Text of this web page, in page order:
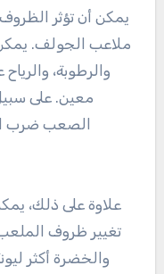
يمكن أن تؤثر
ملاعب الجولف. يمكن
والرطوبة،
معين. على
الصعب ضرب
علاوة على ذلك،
تغيير ظروف
والخضرة أكثر